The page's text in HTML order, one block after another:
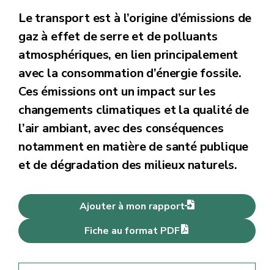
Le transport est à l’origine d’émissions de
gaz à effet de serre et de polluants
atmosphériques, en lien principalement
avec la consommation d’énergie fossile.
Ces émissions ont un impact sur les
changements climatiques et la qualité de
l’air ambiant, avec des conséquences
notamment en matière de santé publique
et de dégradation des milieux naturels.
Ajouter à mon rapport
Fiche au format PDF